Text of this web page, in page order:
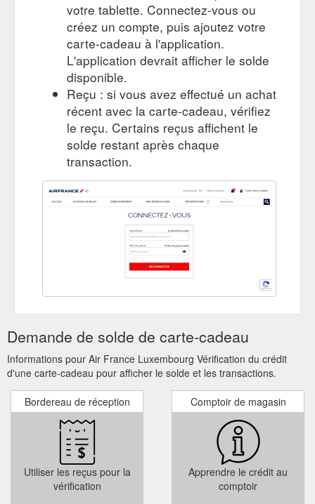
https://www.airfrance.lu/LU/fr/common/travel-guide/chinatown-
la-plus-grande-ville-chinoise-d-amerique.htm
Terranea Resort, au plus près de l''océan - Guide de voyage Los ...
Retour; Nos meilleurs tarifs et promotions · Les vols les moins
chers des 6 prochains mois; Cartes de réduction; Paperplane
- Carte cadeau et cagnotte ...
https://www.airfrance.lu/LU/fr/common/travel-guide/terranea-
resort-au-plus-pres-de-l-ocean.htm
votre tablette. Connectez-vous ou
créez un compte, puis ajoutez votre
carte-cadeau à l'application.
L'application devrait afficher le solde
disponible.
Reçu : si vous avez effectué un achat
récent avec la carte-cadeau, vérifiez
le reçu. Certains reçus affichent le
solde restant après chaque
transaction.
Demande de solde de carte-cadeau
Informations pour Air France Luxembourg Vérification du crédit
d'une carte-cadeau pour afficher le solde et les transactions.
Bordereau de réception
Utiliser les reçus pour la
vérification
Comptoir de magasin
Apprendre le crédit au
comptoir